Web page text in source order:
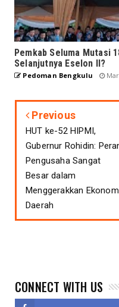
Pemkab Seluma Mutasi
Selanjutnya Eselon II?
Pedoman Bengkulu
Previous
HUT ke-52 HIPMI,
Gubernur Rohidin:
Pengusaha Sangat
Besar dalam
Menggerakkan
Daerah
CONNECT WITH US